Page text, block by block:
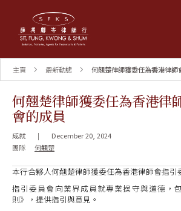
主頁 最新動態 何翹楚律師獲委任為香港律師
何翹楚律師獲委任為香港律
會的成員
成就 |
December 20, 2024
團隊
何翹楚
本行合夥人何翹楚律師獲委任為香港律師會指引
指引委員會向業界成員就專業操守與道德，
則》，提供指引與意見。